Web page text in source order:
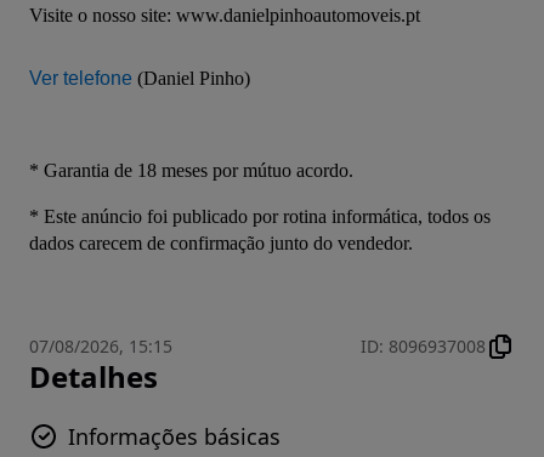
Visite o nosso site: www.danielpinhoautomoveis.pt
Ver telefone (Daniel Pinho)
* Garantia de 18 meses por mútuo acordo.
* Este anúncio foi publicado por rotina informática, todos os
dados carecem de confirmação junto do vendedor.
07/08/2026, 15:15 ID: 8096937008
Detalhes
Informações básicas